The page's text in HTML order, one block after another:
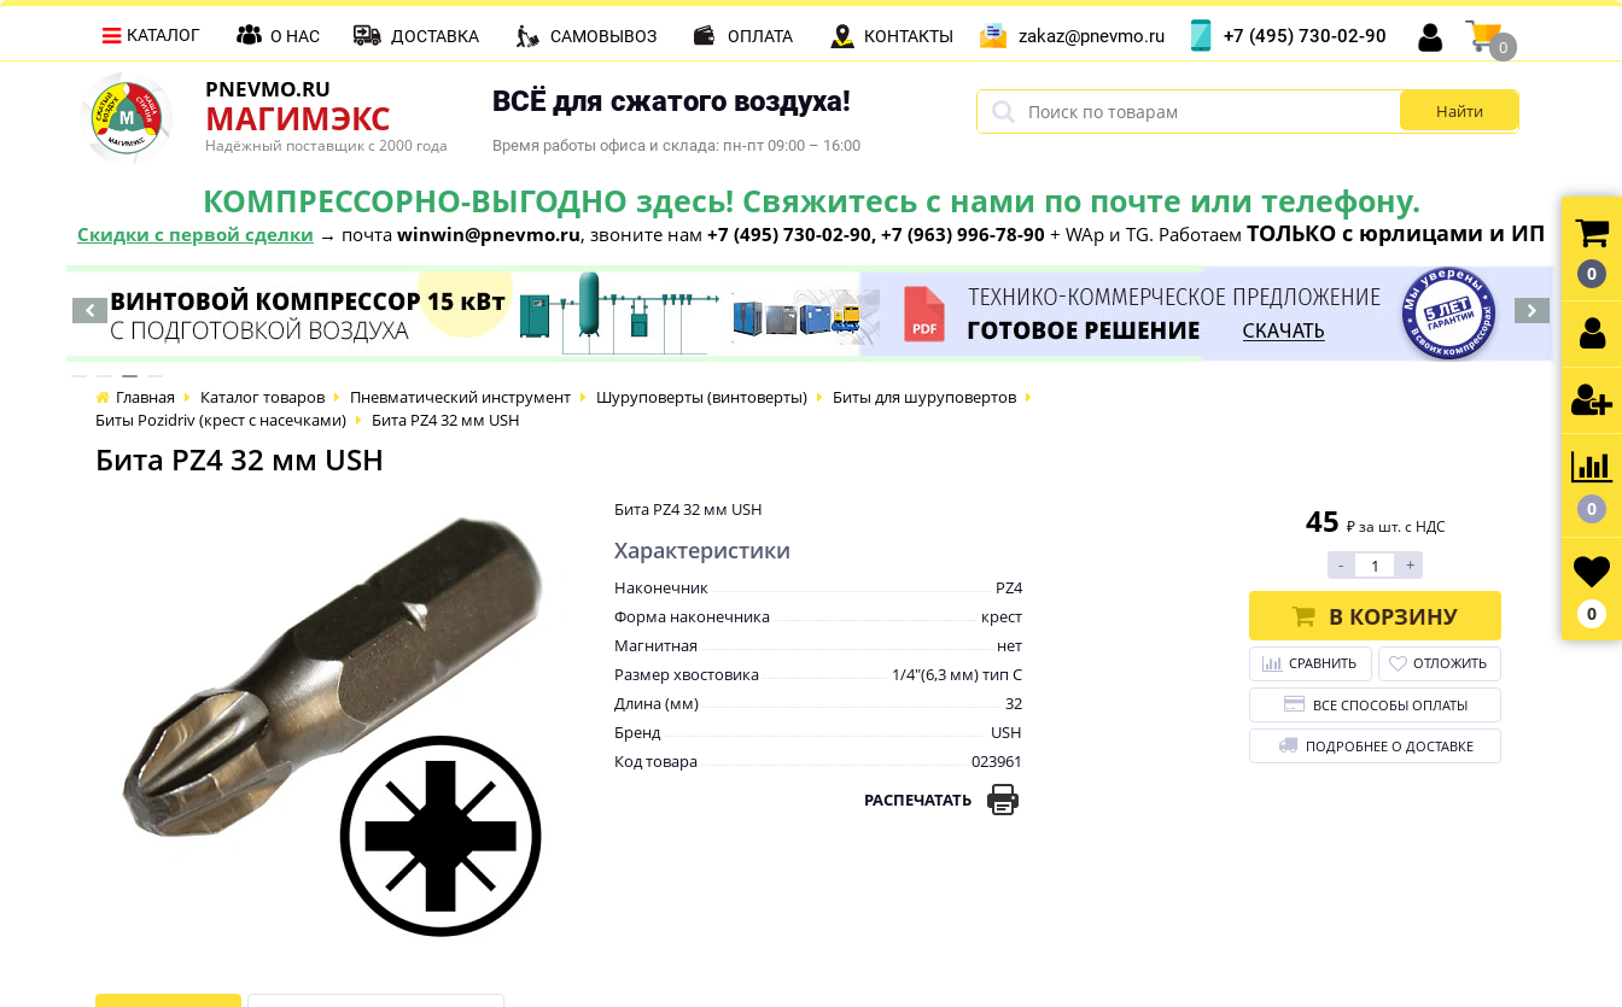
PNEVMO.RU
МАГИМЭКС
Надёжный поставщик с 2000 года
ВСЁ для сжатого воздуха!
Время работы офиса и склада: пн-пт 09:00 – 16:00
КОМПРЕССОРНО-ВЫГОДНО здесь! Свяжитесь с нами по почте или телефону.
Скидки с первой сделки → почта winwin@pnevmo.ru, звоните нам +7 (495) 730-02-90, +7 (963) 996-78-90 + WAp и TG. Работаем ТОЛЬКО с юрлицами и ИП
КАТАЛОГ О НАС ДОСТАВКА САМОВЫВОЗ ОПЛАТА КОНТАКТЫ zakaz@pnevmo.ru +7 (495) 730-02-90
0
Главная Каталог товаров Пневматический инструмент Шуруповерты (винтоверты)
Биты для шуруповертов
Биты Pozidriv (крест с насечками)
Бита PZ4 32 мм USH
Бита PZ4 32 мм USH
Бита PZ4 32 мм USH
Характеристики
Наконечник
PZ4
Форма наконечника
крест
Магнитная
нет
Размер хвостовика
1/4"(6,3 мм) тип С
Длина (мм)
32
Бренд
USH
Код товара
023961
РАСПЕЧАТАТЬ
45 ₽ за шт. с НДС
- +
В КОРЗИНУ
СРАВНИТЬ ОТЛОЖИТЬ
ВСЕ СПОСОБЫ ОПЛАТЫ
ПОДРОБНЕЕ О ДОСТАВКЕ
0
0
0